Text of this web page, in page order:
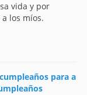
vida y por
los míos.
para a